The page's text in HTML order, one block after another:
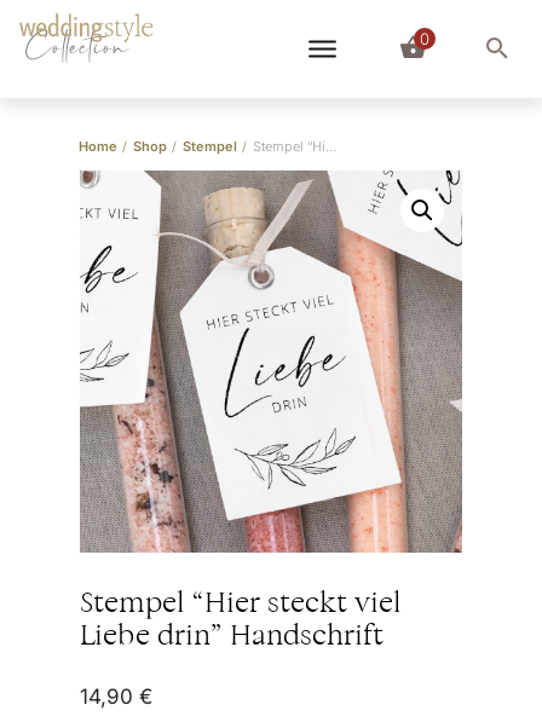
Collection 0
Home / Shop / Stempel / Stempel “Hier steckt viel Liebe drin” Handschrift
Stempel “Hier steckt viel
Liebe drin” Handschrift
14,90 €